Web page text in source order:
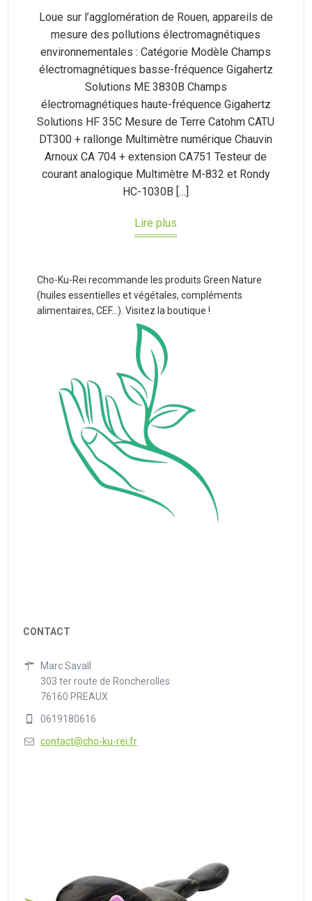
Loue sur l’agglomération de Rouen, appareils de
mesure des pollutions électromagnétiques
environnementales : Catégorie Modèle Champs
électromagnétiques basse-fréquence Gigahertz
Solutions ME 3830B Champs
électromagnétiques haute-fréquence Gigahertz
Solutions HF 35C Mesure de Terre Catohm CATU
DT300 + rallonge Multimètre numérique Chauvin
Arnoux CA 704 + extension CA751 Testeur de
courant analogique Multimètre M-832 et Rondy
HC-1030B […]
Lire plus
Cho-Ku-Rei recommande les produits Green Nature
(huiles essentielles et végétales, compléments
alimentaires, CEF...). Visitez la boutique !
CONTACT
Marc Savall
303 ter route de Roncherolles
76160 PREAUX
0619180616
contact@cho-ku-rei.fr